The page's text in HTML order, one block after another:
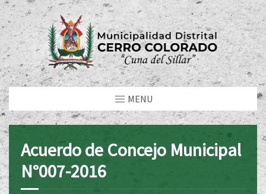
MENU
Acuerdo de Concejo Municipal
N°007-2016